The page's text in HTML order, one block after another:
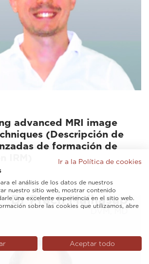
advanced MRI image
(Descripción de
de formación de
Ir a la Política de cookies
el análisis de los datos de nuestros
nuestro sitio web, mostrar contenido
una excelente experiencia en el sitio web.
sobre las cookies que utilizamos, abre
Aceptar todo